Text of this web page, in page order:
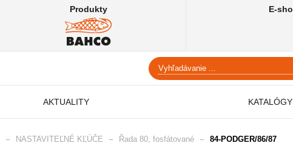
Produkty E-
AKTUALITY KATALÓGY
NASTAVITEĽNÉ KĽÚČE Řada 80, fosfátované 84-PODGER/86/87